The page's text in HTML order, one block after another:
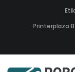
Printerplaza